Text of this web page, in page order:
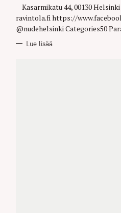
I
S
Kasarmikatu 44, 00130
ravintola.fi https://
@nudehelsinki Categories50
Lue lisää